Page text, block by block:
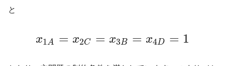
と
x1A = x2C = x3B = x4D = 1